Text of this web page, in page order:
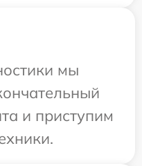
мы
и приступим